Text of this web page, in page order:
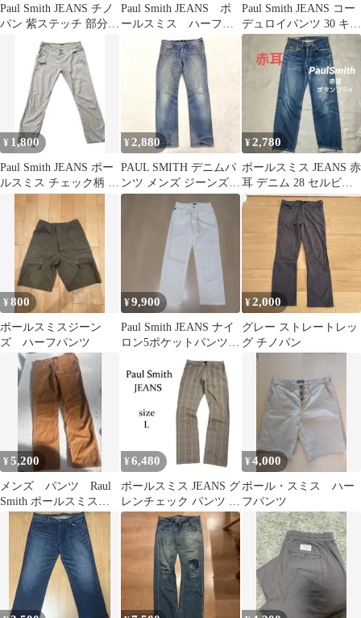
Paul Smith JEANS チノ
パン 紫ステッチ 部分フ
ラワー柄85667
Paul Smith JEANS ポ
ールスミス ハーフパ
ンツ ショートパン
Paul Smith JEANS コー
デュロイパンツ 30 キャ
メル
¥ 1,800
Paul Smith JEANS ポー
ルスミス チェック柄 チ
ノパン
¥2,880
PAUL SMITH デニムパ
ンツ メンズ ジーンズ
カジュアル （a1
¥2,780
ポールスミス JEANS 赤
耳 デニム 28 セルビッ
チ 色落ち良好
¥800
ポールスミスジーン
ズ ハーフパンツ
¥9,900
Paul Smith JEANS ナイ
ロン5ポケットパンツ
¥2,000
グレー ストレートレッ
グ チノパン
¥5,200
メンズ パンツ Raul
Smith ポールスミス
Ｍ 茶 オレンジ
¥ 6,480
ポールスミス JEANS グ
レンチェック パンツ L
コットン100%
¥4,000
ポール・スミス ハー
フパンツ